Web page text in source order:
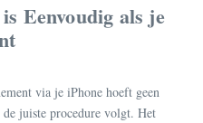
Eenvoudig als je
via je iPhone hoeft geen
juiste procedure volgt. Het